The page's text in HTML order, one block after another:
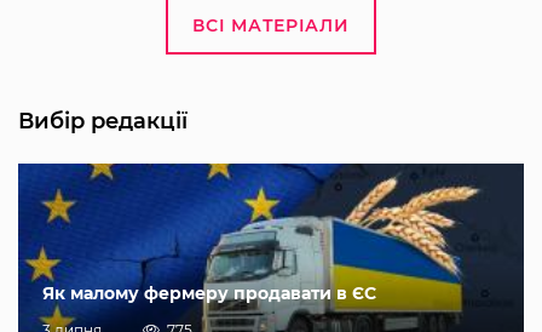
ВСІ МАТЕРІАЛИ
Вибір редакції
Як малому фермеру продавати в ЄС